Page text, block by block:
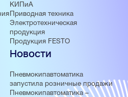
КИПиА
Приводная техника
Электротехническая
продукция
Продукция FESTO
Новости
Пневмокипавтоматика
запустила розничные продажи
Пневмокипавтоматика –